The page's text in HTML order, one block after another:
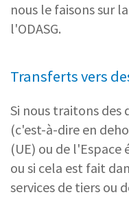
nous le faisons sur
l'ODASG.
Transferts vers
Si nous traitons des
(c'est-à-dire en
(UE) ou de l'Espace
ou si cela est fait
services de tiers ou